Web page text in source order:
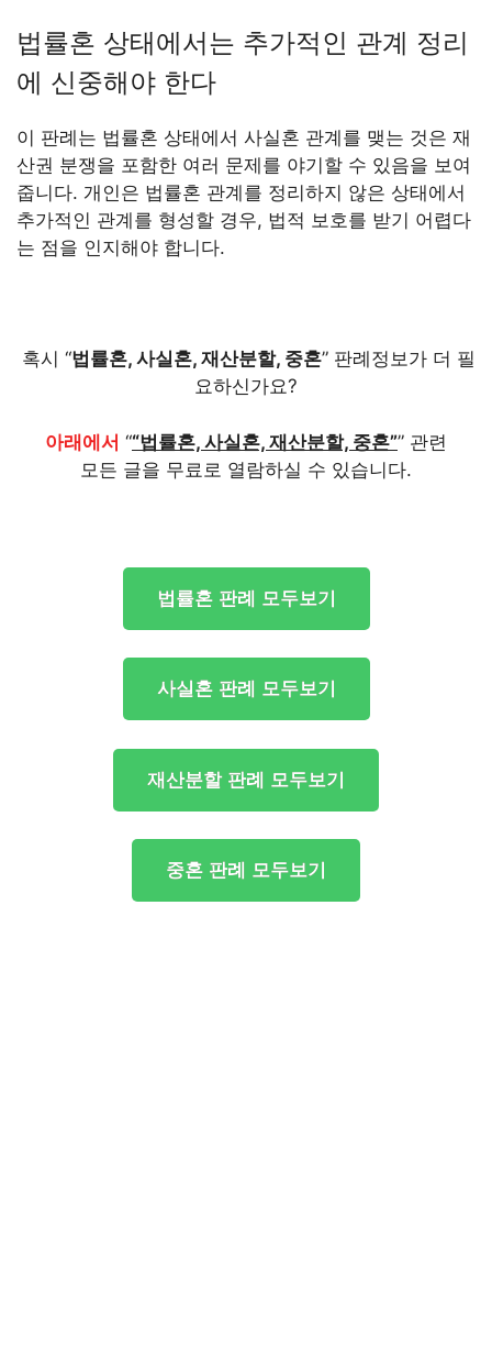
법률혼 상태에서는 추가적인 관계 정리
에 신중해야 한다
이 판례는 법률혼 상태에서 사실혼 관계를 맺는 것은 재
산권 분쟁을 포함한 여러 문제를 야기할 수 있음을 보여
줍니다. 개인은 법률혼 관계를 정리하지 않은 상태에서
추가적인 관계를 형성할 경우, 법적 보호를 받기 어렵다
는 점을 인지해야 합니다.
혹시 “법률혼, 사실혼, 재산분할, 중혼” 판례정보가 더 필
요하신가요?
아래에서 ““법률혼, 사실혼, 재산분할, 중혼”” 관련
모든 글을 무료로 열람하실 수 있습니다.
법률혼 판례 모두보기
사실혼 판례 모두보기
재산분할 판례 모두보기
중혼 판례 모두보기